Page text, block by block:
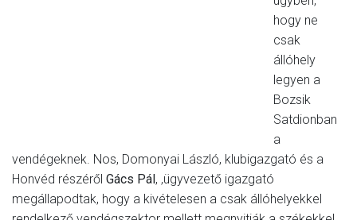
hogy ne
csak
állóhely
legyen a
Bozsik
Satdionban
a
vendégeknek. Nos, Domonyai László, klubigazgató és a
Honvéd részéről Gács Pál, ,ügyvezető igazgató
megállapodtak, hogy a kivételesen a csak állóhelyekkel